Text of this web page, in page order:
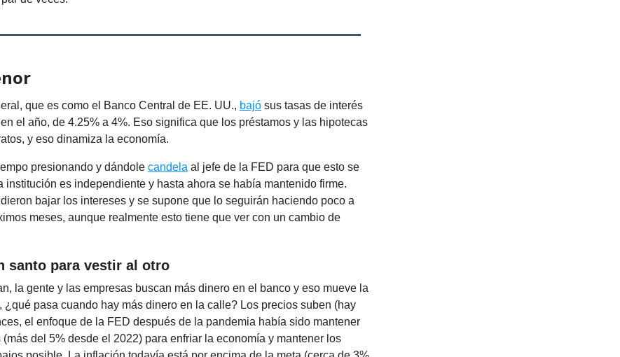
que es como el Banco Central de EE. UU., bajó sus tasas de interés
el año, de 4.25% a 4%. Eso significa que los préstamos y las hipotecas
y eso dinamiza la economía.
presionando y dándole candela al jefe de la FED para que esto se
institución es independiente y hasta ahora se había mantenido firme.
bajar los intereses y se supone que lo seguirán haciendo poco a
meses, aunque realmente esto tiene que ver con un cambio de
santo para vestir al otro
la gente y las empresas buscan más dinero en el banco y eso mueve la
¿qué pasa cuando hay más dinero en la calle? Los precios suben (hay
el enfoque de la FED después de la pandemia había sido mantener
del 5% desde el 2022) para enfriar la economía y mantener los